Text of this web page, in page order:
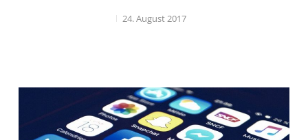
24. August 2017